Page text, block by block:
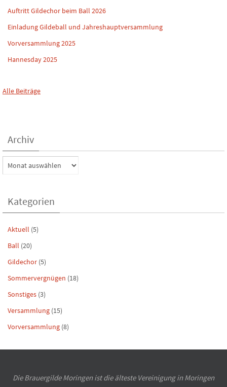
Auftritt Gildechor beim Ball 2026
Einladung Gildeball und Jahreshauptversammlung
Vorversammlung 2025
Hannesday 2025
Alle Beiträge
Archiv
Archiv
Kategorien
Aktuell (5)
Ball (20)
Gildechor (5)
Sommervergnügen (18)
Sonstiges (3)
Versammlung (15)
Vorversammlung (8)
Die Brauergilde Moringen ist die älteste Vereinigung in Moringen